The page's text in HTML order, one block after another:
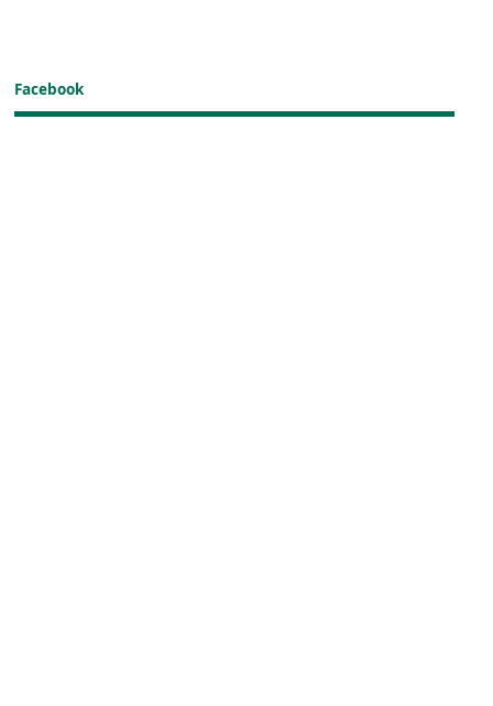
Facebook